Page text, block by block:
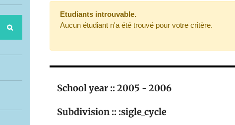
Etudiants introuvable.
Aucun étudiant n'a été trouvé pour votre critère.
School year :: 2005 - 2006
Subdivision :: :sigle_cycle